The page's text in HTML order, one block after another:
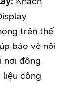
trên thế
bảo vệ nội
nơi đông
liệu công